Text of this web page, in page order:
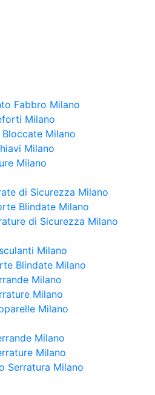
Fabbro Milano
Milano
Milano
Milano
Milano
di Sicurezza Milano
Blindate Milano
di Sicurezza Milano
Milano
Blindate Milano
Milano
Milano
Milano
Milano
Milano
Serratura Milano